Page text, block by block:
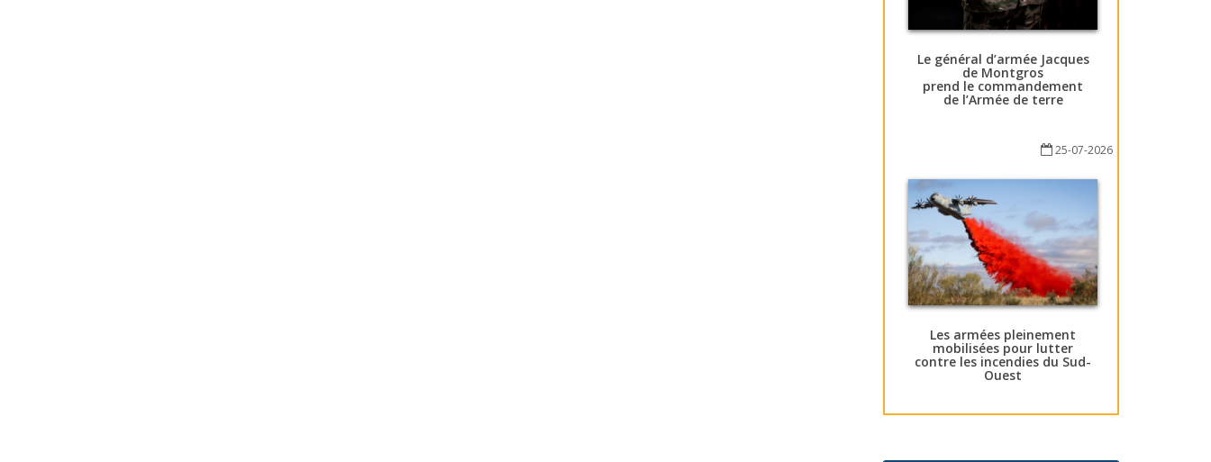
Le général d’armée Jacques
de Montgros
prend le commandement
de l’Armée de terre
25-07-2026
Les armées pleinement
mobilisées pour lutter
contre les incendies du Sud-
Ouest